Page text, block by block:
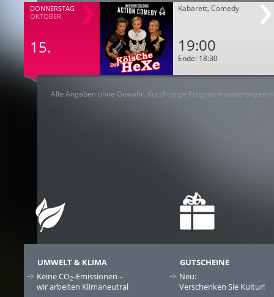
DONNERSTAG
OKTOBER
15.
Kabarett, Comedy
19:00
Ende: 18:30
Alle Angaben ohne Gewähr. Kurzfristige Programmänderungen
UMWELT & KLIMA
Keine CO2-Emissionen –
wir arbeiten Klimaneutral
GUTSCHEINE
Neu:
Verschenken Sie Kultur!